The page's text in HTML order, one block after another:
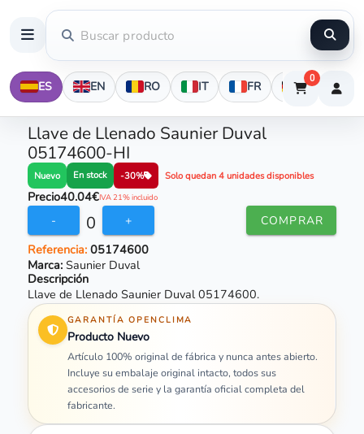
ES EN RO IT FR DE
0
Llave de Llenado Saunier Duval
05174600-HI
Nuevo En stock -30% Solo quedan 4 unidades disponibles
Precio40.04€IVA 21% incluido
- 0 + COMPRAR
Referencia:05174600
Marca: Saunier Duval
Descripción
Llave de Llenado Saunier Duval 05174600.
GARANTÍA OPENCLIMA
Producto Nuevo
Artículo 100% original de fábrica y nunca antes abierto.
Incluye su embalaje original intacto, todos sus
accesorios de serie y la garantía oficial completa del
fabricante.